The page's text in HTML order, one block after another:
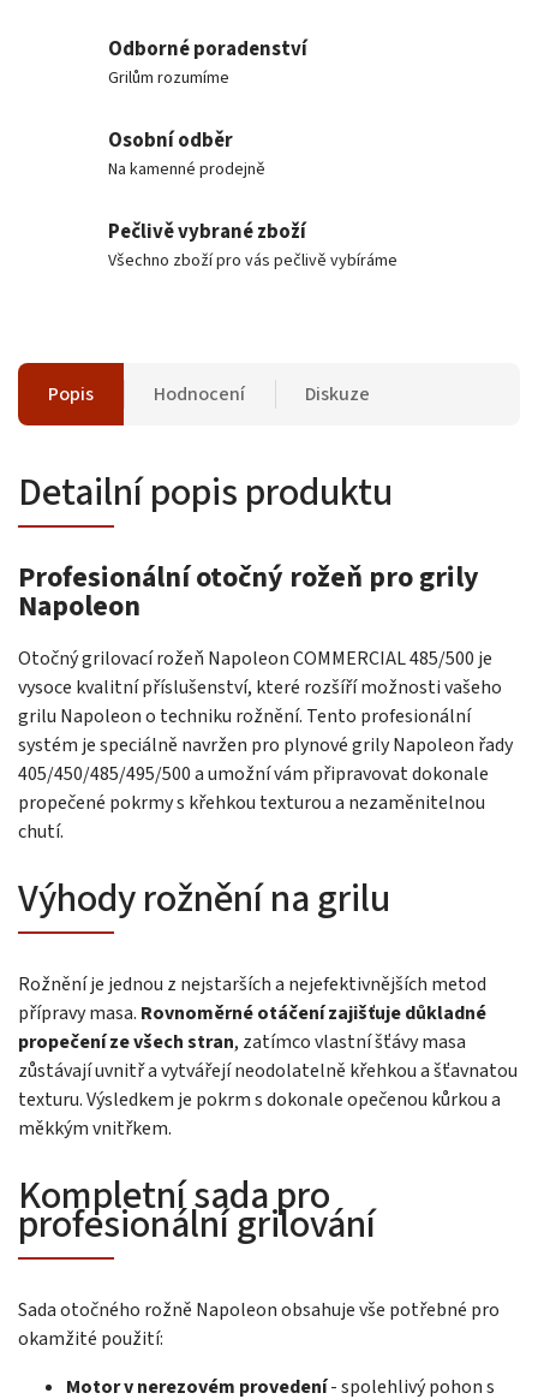
Odborné poradenství
Grilům rozumíme
Osobní odběr
Na kamenné prodejně
Pečlivě vybrané zboží
Všechno zboží pro vás pečlivě vybíráme
Popis Hodnocení Diskuze
Detailní popis produktu
Profesionální otočný rožeň pro grily
Napoleon
Otočný grilovací rožeň Napoleon COMMERCIAL 485/500 je
vysoce kvalitní příslušenství, které rozšíří možnosti vašeho
grilu Napoleon o techniku rožnění. Tento profesionální
systém je speciálně navržen pro plynové grily Napoleon řady
405/450/485/495/500 a umožní vám připravovat dokonale
propečené pokrmy s křehkou texturou a nezaměnitelnou
chutí.
Výhody rožnění na grilu
Rožnění je jednou z nejstarších a nejefektivnějších metod
přípravy masa. Rovnoměrné otáčení zajišťuje důkladné
propečení ze všech stran, zatímco vlastní šťávy masa
zůstávají uvnitř a vytvářejí neodolatelně křehkou a šťavnatou
texturu. Výsledkem je pokrm s dokonale opečenou kůrkou a
měkkým vnitřkem.
Kompletní sada pro
profesionální grilování
Sada otočného rožně Napoleon obsahuje vše potřebné pro
okamžité použití:
Motor v nerezovém provedení- spolehlivý pohon s